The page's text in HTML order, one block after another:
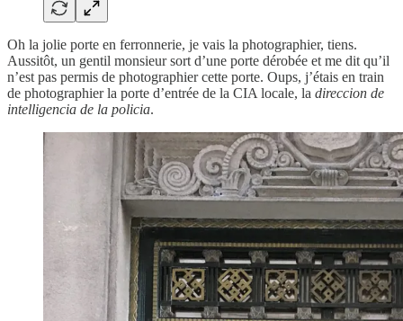
Oh la jolie porte en ferronnerie, je vais la photographier, tiens.
Aussitôt, un gentil monsieur sort d’une porte dérobée et me dit qu’il
n’est pas permis de photographier cette porte. Oups, j’étais en train
de photographier la porte d’entrée de la CIA locale, la direccion de
intelligencia de la policia.